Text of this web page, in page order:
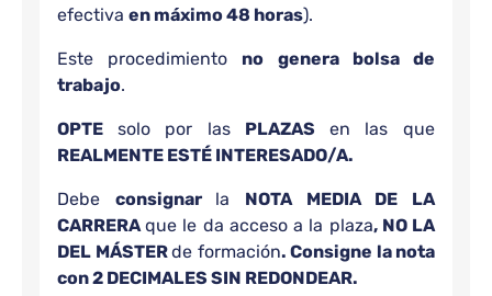
efectiva en máximo 48 horas).
Este procedimiento no genera bolsa de
trabajo.
OPTE solo por las PLAZAS en las que
REALMENTE ESTÉ INTERESADO/A.
Debe consignar la NOTA MEDIA DE LA
CARRERAque le da acceso a la plaza, NO LA
DEL MÁSTERde formación. Consigne la nota
con 2 DECIMALES SIN REDONDEAR.